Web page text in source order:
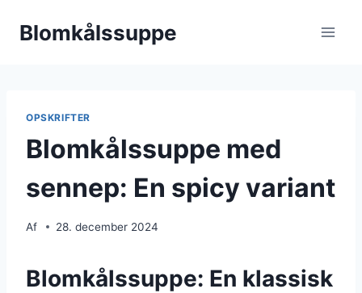
Blomkålssuppe
OPSKRIFTER
Blomkålssuppe med
sennep: En spicy variant
Af 28. december 2024
Blomkålssuppe: En klassisk